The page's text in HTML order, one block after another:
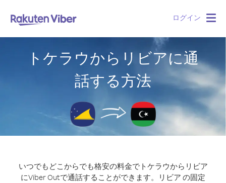
ログイン
トケラウからリビアに通
話する方法
いつでもどこからでも格安の料金でトケラウからリビア
にViber Outで通話することができます。
リビア の固定